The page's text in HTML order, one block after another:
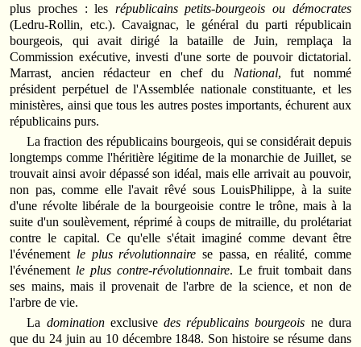
plus proches : les républicains petits-bourgeois ou démocrates
(Ledru-Rollin, etc.). Cavaignac, le général du parti républicain
bourgeois, qui avait dirigé la bataille de Juin, remplaça la
Commission exécutive, investi d'une sorte de pouvoir dictatorial.
Marrast, ancien rédacteur en chef du National, fut nommé
président perpétuel de l'Assemblée nationale constituante, et les
ministères, ainsi que tous les autres postes importants, échurent aux
républicains purs.
La fraction des républicains bourgeois, qui se considérait depuis
longtemps comme l'héritière légitime de la monarchie de Juillet, se
trouvait ainsi avoir dépassé son idéal, mais elle arrivait au pouvoir,
non pas, comme elle l'avait rêvé sous LouisPhilippe, à la suite
d'une révolte libérale de la bourgeoisie contre le trône, mais à la
suite d'un soulèvement, réprimé à coups de mitraille, du prolétariat
contre le capital. Ce qu'elle s'était imaginé comme devant être
l'événement le plus révolutionnaire se passa, en réalité, comme
l'événement le plus contre-révolutionnaire. Le fruit tombait dans
ses mains, mais il provenait de l'arbre de la science, et non de
l'arbre de vie.
La dominationexclusivedes républicains bourgeois ne dura
que du 24 juin au 10 décembre 1848. Son histoire se résume dans